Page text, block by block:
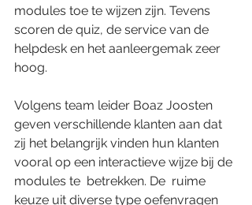
modules toe te wijzen zijn. Tevens
scoren de quiz, de service van de
helpdesk en het aanleergemak zeer
hoog.
Volgens team leider Boaz Joosten
geven verschillende klanten aan dat
zij het belangrijk vinden hun klanten
vooral op een interactieve wijze bij de
modules te  betrekken. De  ruime
keuze uit diverse type oefenvragen